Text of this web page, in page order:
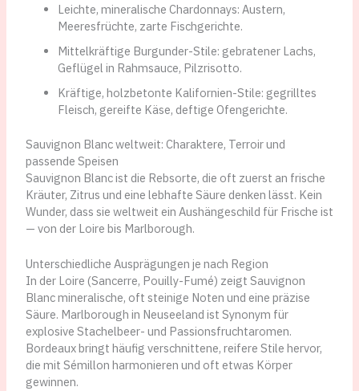
Leichte, mineralische Chardonnays: Austern,
Meeresfrüchte, zarte Fischgerichte.
Mittelkräftige Burgunder-Stile: gebratener Lachs,
Geflügel in Rahmsauce, Pilzrisotto.
Kräftige, holzbetonte Kalifornien-Stile: gegrilltes
Fleisch, gereifte Käse, deftige Ofengerichte.
Sauvignon Blanc weltweit: Charaktere, Terroir und
passende Speisen
Sauvignon Blanc ist die Rebsorte, die oft zuerst an frische
Kräuter, Zitrus und eine lebhafte Säure denken lässt. Kein
Wunder, dass sie weltweit ein Aushängeschild für Frische ist
— von der Loire bis Marlborough.
Unterschiedliche Ausprägungen je nach Region
In der Loire (Sancerre, Pouilly-Fumé) zeigt Sauvignon
Blanc mineralische, oft steinige Noten und eine präzise
Säure. Marlborough in Neuseeland ist Synonym für
explosive Stachelbeer- und Passionsfruchtaromen.
Bordeaux bringt häufig verschnittene, reifere Stile hervor,
die mit Sémillon harmonieren und oft etwas Körper
gewinnen.